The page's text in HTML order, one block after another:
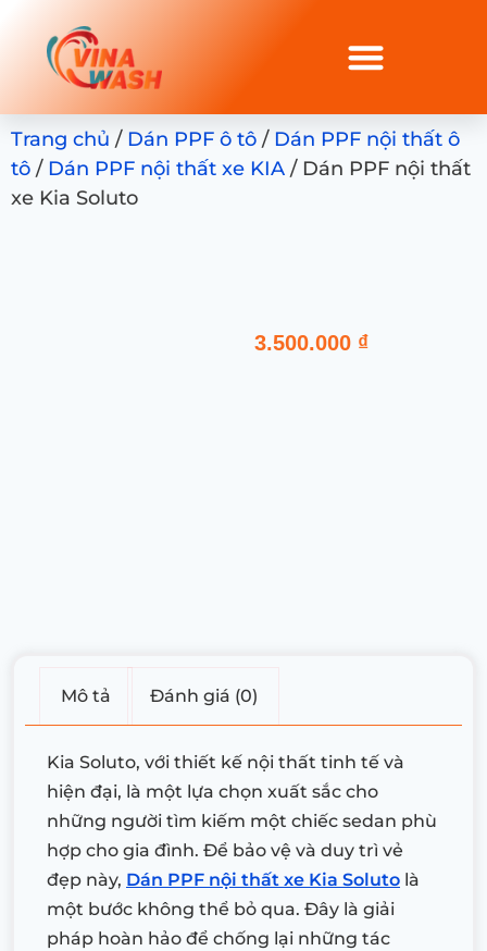
Trang chủ / Dán PPF ô tô / Dán PPF nội thất ô
tô / Dán PPF nội thất xe KIA / Dán PPF nội thất
xe Kia Soluto
3.500.000 ₫
Mô tả Đánh giá (0)
Kia Soluto, với thiết kế nội thất tinh tế và
hiện đại, là một lựa chọn xuất sắc cho
những người tìm kiếm một chiếc sedan phù
hợp cho gia đình. Để bảo vệ và duy trì vẻ
đẹp này, Dán PPF nội thất xe Kia Soluto là
một bước không thể bỏ qua. Đây là giải
pháp hoàn hảo để chống lại những tác